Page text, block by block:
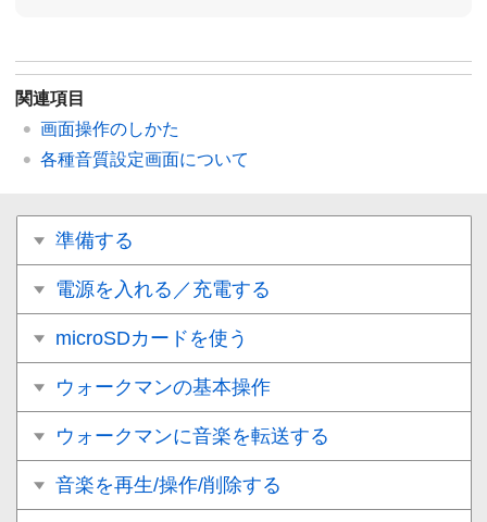
関連項目
画面操作のしかた
各種音質設定画面について
準備する
電源を入れる／充電する
microSDカードを使う
ウォークマンの基本操作
ウォークマンに音楽を転送する
音楽を再生/操作/削除する